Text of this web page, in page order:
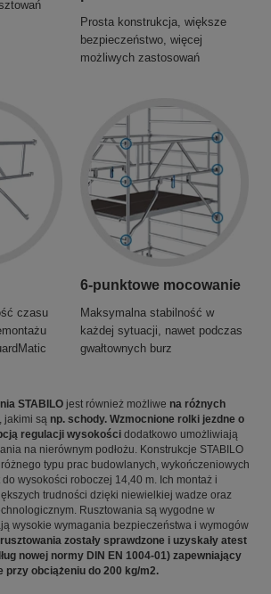
Prosta konstrukcja, większe
bezpieczeństwo, więcej
możliwych zastosowań
czasu
6-punktowe mocowanie
Maksymalna stabilność w
każdej sytuacji, nawet podczas
gwałtownych burz
STABILO jest również możliwe na różnych
jakimi są np. schody. Wzmocnione rolki jezdne o
regulacji wysokości dodatkowo umożliwiają
na nierównym podłożu. Konstrukcje STABILO
typu prac budowlanych, wykończeniowych
wysokości roboczej 14,40 m. Ich montaż i
trudności dzięki niewielkiej wadze oraz
Rusztowania są wygodne w
wysokie wymagania bezpieczeństwa i wymogów
zostały sprawdzone i uzyskały atest
nowej normy DIN EN 1004-01) zapewniający
przy obciążeniu do 200 kg/m2.